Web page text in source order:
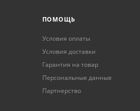
ПОМОЩЬ
Условия оплаты
Условия доставки
Гарантия на товар
Персональные данные
Партнерство